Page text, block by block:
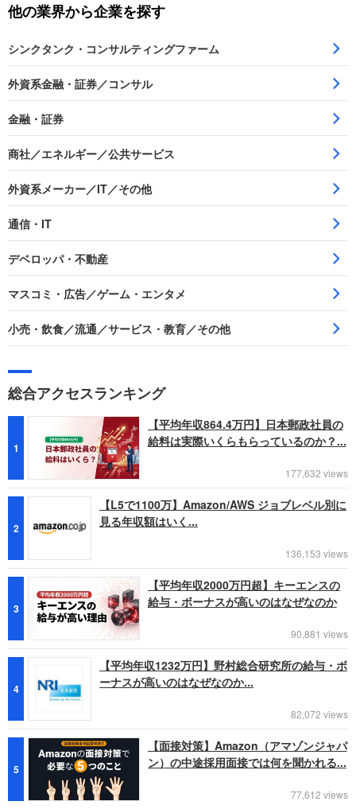
他の業界から企業を探す
シンクタンク・コンサルティングファーム
外資系金融・証券／コンサル
金融・証券
商社／エネルギー／公共サービス
外資系メーカー／IT／その他
通信・IT
デベロッパ・不動産
マスコミ・広告／ゲーム・エンタメ
小売・飲食／流通／サービス・教育／その他
総合アクセスランキング
1
【平均年収864.4万円】日本郵政社員の
給料は実際いくらもらっているのか？...
177,632 views
2
【L5で1100万】Amazon/AWS ジョブレベル別に
見る年収額はいく...
136,153 views
3
【平均年収2000万円超】キーエンスの
給与・ボーナスが高いのはなぜなのか
90,881 views
4
【平均年収1232万円】野村総合研究所の給与・ボ
ーナスが高いのはなぜなのか...
82,072 views
5
【面接対策】Amazon（アマゾンジャパ
ン）の中途採用面接では何を聞かれる...
77,612 views